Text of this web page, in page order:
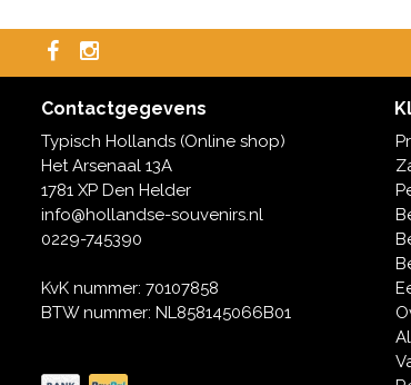
Contactgegevens
Typisch Hollands (Online shop)
Het Arsenaal 13A
1781 XP Den Helder
info@hollandse-souvenirs.nl
0229-745390
KvK nummer: 70107858
BTW nummer: NL858145066B01